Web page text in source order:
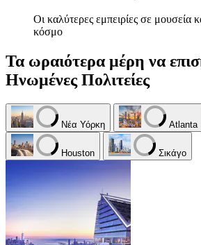
Οι καλύτερες εμπειρίες σε μουσεία
κόσμο
Τα ωραιότερα μέρη να
Ηνωμένες Πολιτείες
Νέα Υόρκη Atlanta
Houston Σικάγο